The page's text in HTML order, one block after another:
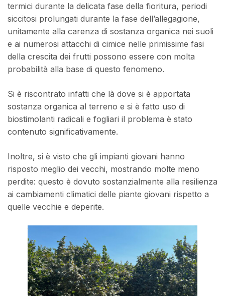
termici durante la delicata fase della fioritura, periodi
siccitosi prolungati durante la fase dell’allegagione,
unitamente alla carenza di sostanza organica nei suoli
e ai numerosi attacchi di cimice nelle primissime fasi
della crescita dei frutti possono essere con molta
probabilità alla base di questo fenomeno.
Si è riscontrato infatti che là dove si è apportata
sostanza organica al terreno e si è fatto uso di
biostimolanti radicali e fogliari il problema è stato
contenuto significativamente.
Inoltre, si è visto che gli impianti giovani hanno
risposto meglio dei vecchi, mostrando molte meno
perdite: questo è dovuto sostanzialmente alla resilienza
ai cambiamenti climatici delle piante giovani rispetto a
quelle vecchie e deperite.